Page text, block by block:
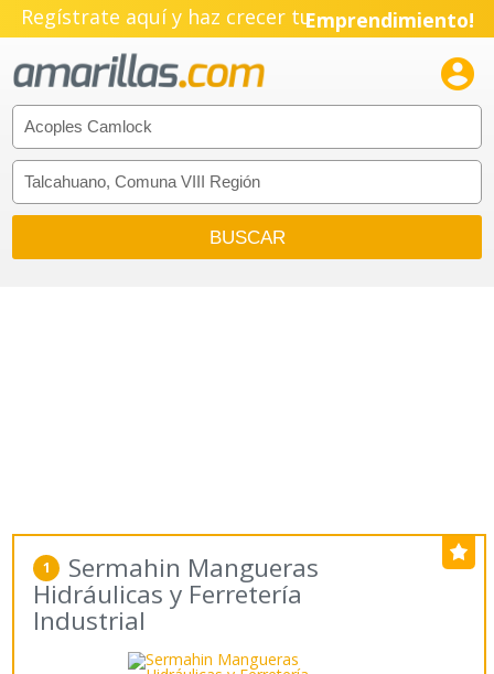
Regístrate aquí y haz crecer tuEmprendimiento!

1 Sermahin Mangueras
Hidráulicas y Ferretería
Industrial